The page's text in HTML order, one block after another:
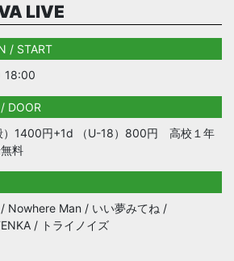
LIVE
/ START
18:00
DOOR
）1400円+1d （U-18）800円 高校１年
料
Nowhere Man / いい夢みてね /
/ トライノイズ